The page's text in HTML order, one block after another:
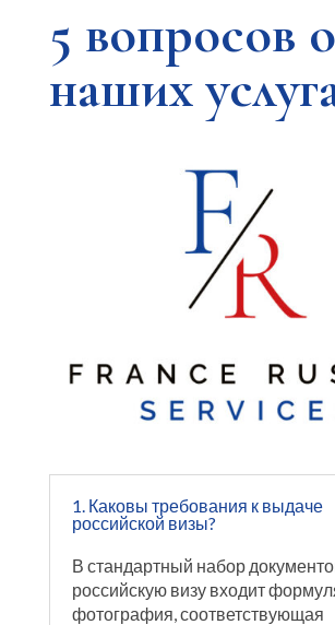
5 вопросов о
наших
1. Каковы требования к выдаче
российской визы?
В стандартный набор
российскую визу входит
фотография, соответствующая